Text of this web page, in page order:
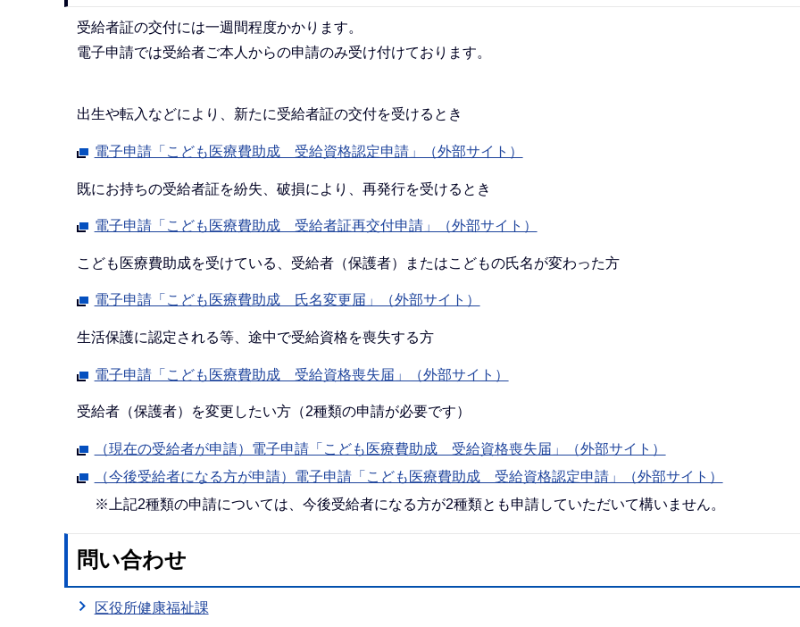
受給者証の交付には一週間程度かかります。
電子申請では受給者ご本人からの申請のみ受け付けております。
出生や転入などにより、新たに受給者証の交付を受けるとき
電子申請「こども医療費助成 受給資格認定申請」（外部サイト）
既にお持ちの受給者証を紛失、破損により、再発行を受けるとき
電子申請「こども医療費助成 受給者証再交付申請」（外部サイト）
こども医療費助成を受けている、受給者（保護者）またはこどもの氏名が変わった方
電子申請「こども医療費助成 氏名変更届」（外部サイト）
生活保護に認定される等、途中で受給資格を喪失する方
電子申請「こども医療費助成 受給資格喪失届」（外部サイト）
受給者（保護者）を変更したい方（2種類の申請が必要です）
（現在の受給者が申請）電子申請「こども医療費助成 受給資格喪失届」（外部サイト）
（今後受給者になる方が申請）電子申請「こども医療費助成 受給資格認定申請」（外部サイト）
※上記2種類の申請については、今後受給者になる方が2種類とも申請していただいて構いません。
問い合わせ
区役所健康福祉課